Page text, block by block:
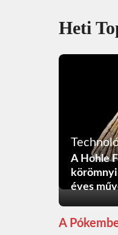
Heti
A Hohle
éves
A